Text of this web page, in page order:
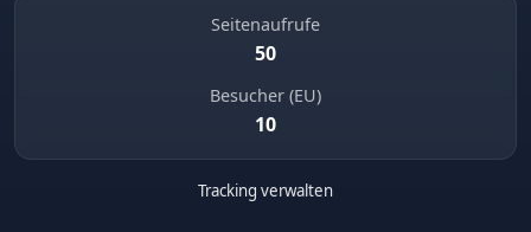
Seitenaufrufe
50
Besucher (EU)
10
Tracking verwalten